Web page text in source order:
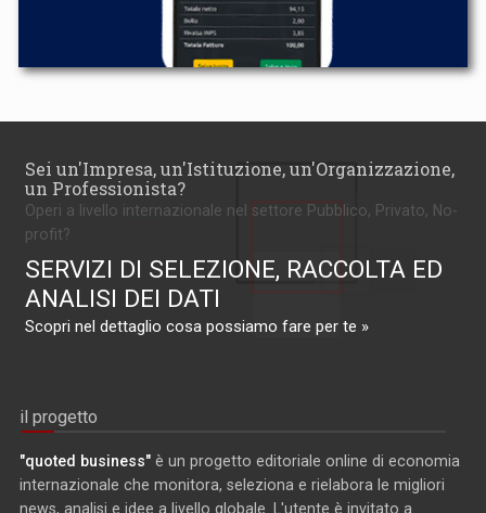
Sei un'Impresa, un'Istituzione, un'Organizzazione,
un Professionista?
Operi a livello internazionale nel settore Pubblico, Privato, No-
profit?
SERVIZI DI SELEZIONE, RACCOLTA ED
ANALISI DEI DATI
Scopri nel dettaglio cosa possiamo fare per te »
il progetto
"quoted business" è un progetto editoriale online di economia
internazionale che monitora, seleziona e rielabora le migliori
news, analisi e idee a livello globale. L'utente è invitato a